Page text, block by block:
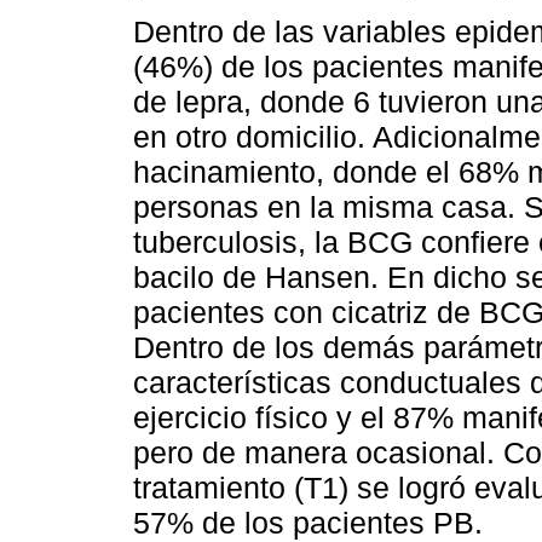
Dentro de las variables
(46%) de los pacientes
de lepra, donde 6 tuvieron
en otro domicilio.
hacinamiento, donde el 68%
personas en la misma casa.
tuberculosis, la BCG
bacilo de Hansen. En dicho
pacientes con cicatriz de
Dentro de los demás
características conductuales
ejercicio físico y el 87%
pero de manera ocasional.
tratamiento (T1) se logró
57% de los pacientes PB.